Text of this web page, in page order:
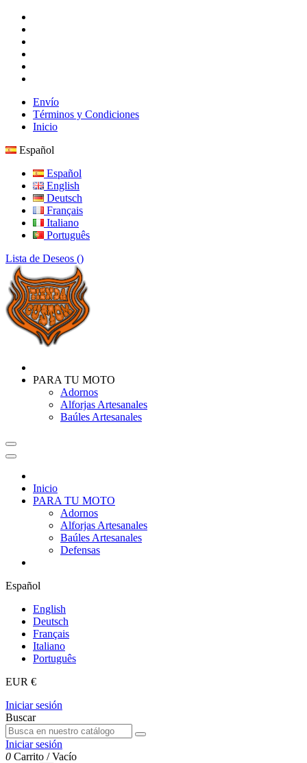
Envío
Términos y Condiciones
Inicio
Español
Español
English
Deutsch
Français
Italiano
Português
Lista de Deseos ()
PARA TU MOTO
Adornos
Alforjas Artesanales
Baúles Artesanales
Inicio
PARA TU MOTO
Adornos
Alforjas Artesanales
Baúles Artesanales
Defensas
Español
English
Deutsch
Français
Italiano
Português
EUR €
Iniciar sesión
Buscar
Iniciar sesión
0 Carrito /Vacío